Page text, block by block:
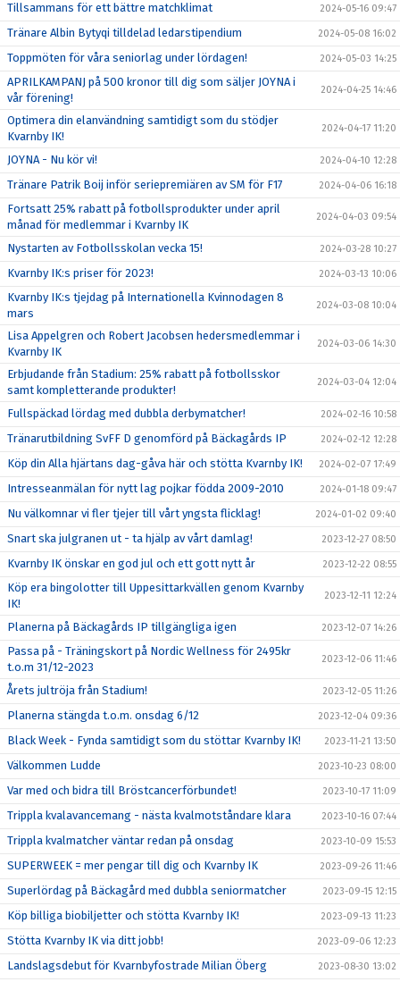
Tillsammans för ett bättre matchklimat 2024-05-16 09:47
Tränare Albin Bytyqi tilldelad ledarstipendium 2024-05-08 16:02
Toppmöten för våra seniorlag under lördagen! 2024-05-03 14:25
APRILKAMPANJ på 500 kronor till dig som säljer JOYNA i
vår förening!
2024-04-25 14:46
Optimera din elanvändning samtidigt som du stödjer
Kvarnby IK!
2024-04-17 11:20
JOYNA - Nu kör vi! 2024-04-10 12:28
Tränare Patrik Boij inför seriepremiären av SM för F17 2024-04-06 16:18
Fortsatt 25% rabatt på fotbollsprodukter under april
månad för medlemmar i Kvarnby IK
2024-04-03 09:54
Nystarten av Fotbollsskolan vecka 15! 2024-03-28 10:27
Kvarnby IK:s priser för 2023! 2024-03-13 10:06
Kvarnby IK:s tjejdag på Internationella Kvinnodagen 8
mars
2024-03-08 10:04
Lisa Appelgren och Robert Jacobsen hedersmedlemmar i
Kvarnby IK
2024-03-06 14:30
Erbjudande från Stadium: 25% rabatt på fotbollsskor
samt kompletterande produkter!
2024-03-04 12:04
Fullspäckad lördag med dubbla derbymatcher! 2024-02-16 10:58
Tränarutbildning SvFF D genomförd på Bäckagårds IP 2024-02-12 12:28
Köp din Alla hjärtans dag-gåva här och stötta Kvarnby IK! 2024-02-07 17:49
Intresseanmälan för nytt lag pojkar födda 2009-2010 2024-01-18 09:47
Nu välkomnar vi fler tjejer till vårt yngsta flicklag! 2024-01-02 09:40
Snart ska julgranen ut - ta hjälp av vårt damlag! 2023-12-27 08:50
Kvarnby IK önskar en god jul och ett gott nytt år 2023-12-22 08:55
Köp era bingolotter till Uppesittarkvällen genom Kvarnby
IK!
2023-12-11 12:24
Planerna på Bäckagårds IP tillgängliga igen 2023-12-07 14:26
Passa på - Träningskort på Nordic Wellness för 2495kr
t.o.m 31/12-2023
2023-12-06 11:46
Årets jultröja från Stadium! 2023-12-05 11:26
Planerna stängda t.o.m. onsdag 6/12 2023-12-04 09:36
Black Week - Fynda samtidigt som du stöttar Kvarnby IK! 2023-11-21 13:50
Välkommen Ludde 2023-10-23 08:00
Var med och bidra till Bröstcancerförbundet! 2023-10-17 11:09
Trippla kvalavancemang - nästa kvalmotståndare klara 2023-10-16 07:44
Trippla kvalmatcher väntar redan på onsdag 2023-10-09 15:53
SUPERWEEK = mer pengar till dig och Kvarnby IK 2023-09-26 11:46
Superlördag på Bäckagård med dubbla seniormatcher 2023-09-15 12:15
Köp billiga biobiljetter och stötta Kvarnby IK! 2023-09-13 11:23
Stötta Kvarnby IK via ditt jobb! 2023-09-06 12:23
Landslagsdebut för Kvarnbyfostrade Milian Öberg 2023-08-30 13:02